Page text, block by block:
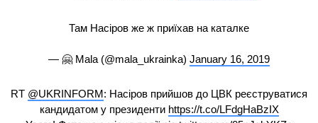
Там Насіров же ж приїхав на каталке
— 🤗 Mala (@mala_ukrainka) January 16, 2019
RT @UKRINFORM : Насіров прийшов до ЦВК реєструватися
кандидатом у президенти https://t.co/LFdgHaBzIX